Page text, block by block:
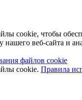
cookie, чтобы
нашего веб-сайта и
файлов cookie
cookie. Правила